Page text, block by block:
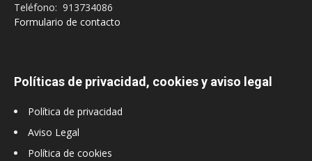
Teléfono: 913734086
Formulario de contacto
Políticas de privacidad, cookies y aviso legal
Política de privacidad
Aviso Legal
Política de cookies